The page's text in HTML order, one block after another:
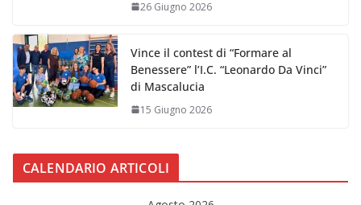
26 Giugno 2026
Vince il contest di “Formare al
Benessere” l’I.C. “Leonardo Da Vinci”
di Mascalucia
15 Giugno 2026
CALENDARIO ARTICOLI